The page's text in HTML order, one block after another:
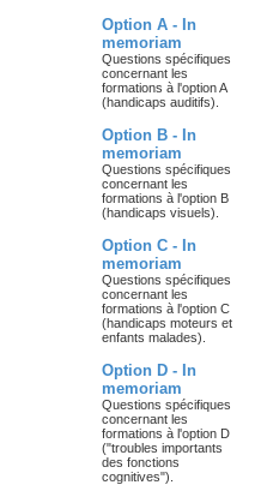
Option A - In
memoriam
Questions spécifiques
concernant les
formations à l'option A
(handicaps auditifs).
Option B - In
memoriam
Questions spécifiques
concernant les
formations à l'option B
(handicaps visuels).
Option C - In
memoriam
Questions spécifiques
concernant les
formations à l'option C
(handicaps moteurs et
enfants malades).
Option D - In
memoriam
Questions spécifiques
concernant les
formations à l'option D
("troubles importants
des fonctions
cognitives").